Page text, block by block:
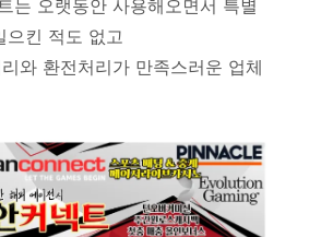
는 오랫동안 사용해오면서 특별
으킨 적도 없고
와 환전처리가 만족스러운 업체